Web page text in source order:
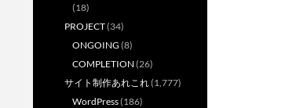
(18)
PROJECT(34)
ONGOING (8)
COMPLETION (26)
サイト制作あれこれ(1,777)
WordPress(186)